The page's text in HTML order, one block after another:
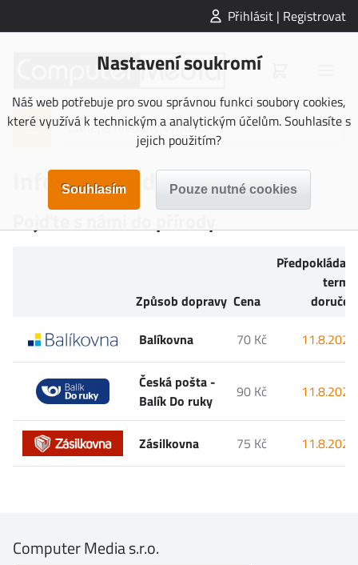
Přihlásit | Registrovat
Nastavení soukromí
Náš web potřebuje pro svou správnou funkci soubory cookies,
které využívá k technickým a analytickým účelům. Souhlasíte s
jejich použitím?
Informace o doručení
Způsob dopravy Cena
Balíkovna
70 Kč 11.8.2026
Česká pošta -
Balík Do ruky
90 Kč 11.8.2026
Zásilkovna 75 Kč 11.8.2026
Computer Media s.r.o.